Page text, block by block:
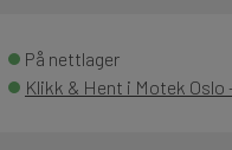
På nettlager
Klikk & Hent i Motek Oslo